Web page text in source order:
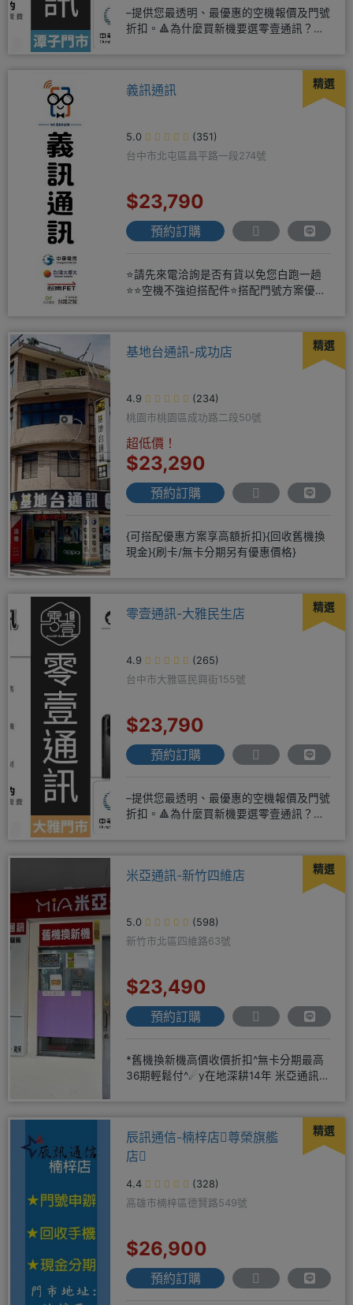
–提供您最透明、最優惠的空機報價及門號
折扣。🔺為什麼買新機要選零壹通訊？
精選
義訊通訊
5.0
(351)
台中市北屯區昌平路一段274號
$23,790
預約訂購
⭐請先來電洽詢是否有貨以免您白跑一趟
⭐⭐空機不強迫搭配件⭐搭配門號方案優惠
精選
基地台通訊-成功店
4.9
(234)
桃園市桃園區成功路二段50號
超低價！
$23,290
預約訂購
{可搭配優惠方案享高額折扣}{回收舊機換
現金}{刷卡/無卡分期另有優惠價格}
精選
零壹通訊-大雅民生店
4.9
(265)
台中市大雅區民興街155號
$23,790
預約訂購
–提供您最透明、最優惠的空機報價及門號
折扣。🔺為什麼買新機要選零壹通訊？
精選
米亞通訊-新竹四維店
5.0
(598)
新竹市北區四維路63號
$23,490
預約訂購
*舊機換新機高價收價折扣^無卡分期最高
36期輕鬆付^☄y在地深耕14年 米亞通訊四
精選
辰訊通信-楠梓店尊榮旗艦
店
4.4
(328)
高雄市楠梓區德賢路549號
$26,900
預約訂購